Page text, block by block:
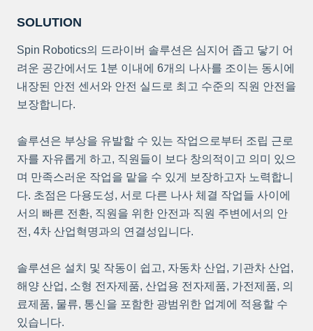
SOLUTION
Spin Robotics의 드라이버 솔루션은 심지어 좁고 닿기 어
려운 공간에서도 1분 이내에 6개의 나사를 조이는 동시에
내장된 안전 센서와 안전 실드로 최고 수준의 직원 안전을
보장합니다.
솔루션은 부상을 유발할 수 있는 작업으로부터 조립 근로
자를 자유롭게 하고, 직원들이 보다 창의적이고 의미 있으
며 만족스러운 작업을 맡을 수 있게 보장하고자 노력합니
다. 초점은 다용도성, 서로 다른 나사 체결 작업들 사이에
서의 빠른 전환, 직원을 위한 안전과 직원 주변에서의 안
전, 4차 산업혁명과의 연결성입니다.
솔루션은 설치 및 작동이 쉽고, 자동차 산업, 기관차 산업,
해양 산업, 소형 전자제품, 산업용 전자제품, 가전제품, 의
료제품, 물류, 통신을 포함한 광범위한 업계에 적용할 수
있습니다.